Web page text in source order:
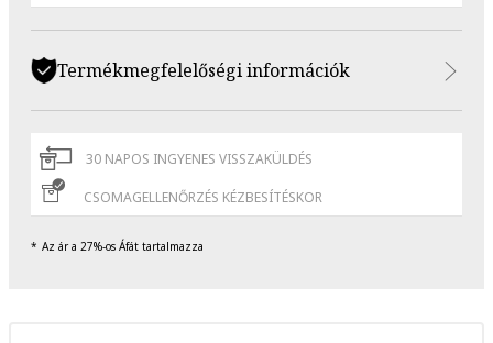
Termékmegfelelőségi információk
30 NAPOS INGYENES VISSZAKÜLDÉS
CSOMAGELLENŐRZÉS KÉZBESÍTÉSKOR
Az ár a 27%-os Áfát tartalmazza